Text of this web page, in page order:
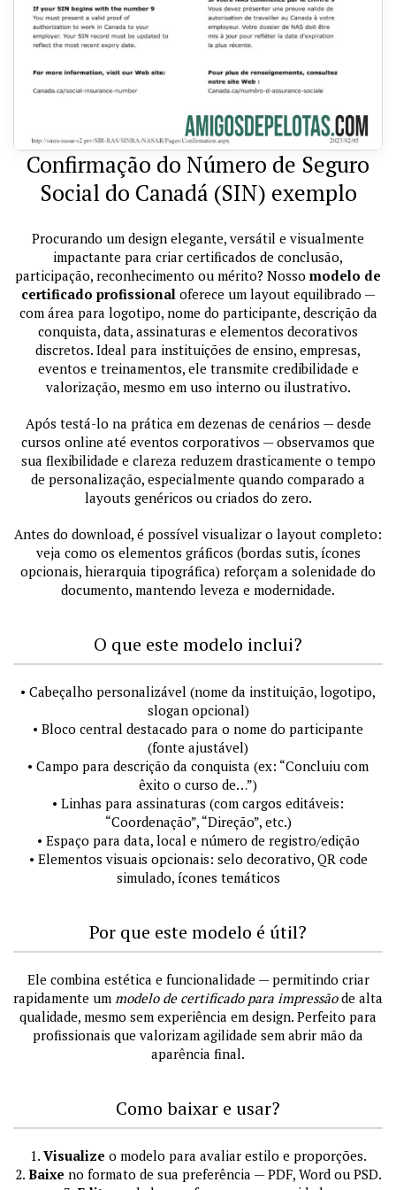
Confirmação do Número de Seguro
Social do Canadá (SIN) exemplo
Procurando um design elegante, versátil e visualmente
impactante para criar certificados de conclusão,
participação, reconhecimento ou mérito? Nosso modelo de
certificado profissionaloferece um layout equilibrado —
com área para logotipo, nome do participante, descrição da
conquista, data, assinaturas e elementos decorativos
discretos. Ideal para instituições de ensino, empresas,
eventos e treinamentos, ele transmite credibilidade e
valorização, mesmo em uso interno ou ilustrativo.
Após testá-lo na prática em dezenas de cenários — desde
cursos online até eventos corporativos — observamos que
sua flexibilidade e clareza reduzem drasticamente o tempo
de personalização, especialmente quando comparado a
layouts genéricos ou criados do zero.
Antes do download, é possível visualizar o layout completo:
veja como os elementos gráficos (bordas sutis, ícones
opcionais, hierarquia tipográfica) reforçam a solenidade do
documento, mantendo leveza e modernidade.
O que este modelo inclui?
• Cabeçalho personalizável (nome da instituição, logotipo,
slogan opcional)
• Bloco central destacado para o nome do participante
(fonte ajustável)
• Campo para descrição da conquista (ex: “Concluiu com
êxito o curso de…”)
• Linhas para assinaturas (com cargos editáveis:
“Coordenação”, “Direção”, etc.)
• Espaço para data, local e número de registro/edição
• Elementos visuais opcionais: selo decorativo, QR code
simulado, ícones temáticos
Por que este modelo é útil?
Ele combina estética e funcionalidade — permitindo criar
rapidamente um modelo de certificado para impressãode alta
qualidade, mesmo sem experiência em design. Perfeito para
profissionais que valorizam agilidade sem abrir mão da
aparência final.
Como baixar e usar?
1. Visualize o modelo para avaliar estilo e proporções.
2. Baixe no formato de sua preferência — PDF, Word ou PSD.